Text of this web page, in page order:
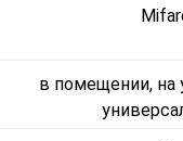
в помещении, на